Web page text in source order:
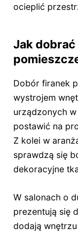
ocieplić
Jak
Dobór firanek
wystrojem
urządzonych
postawić na
Z kolei w
sprawdzą się
dekoracyjne
W salonach o
prezentują się
dodają